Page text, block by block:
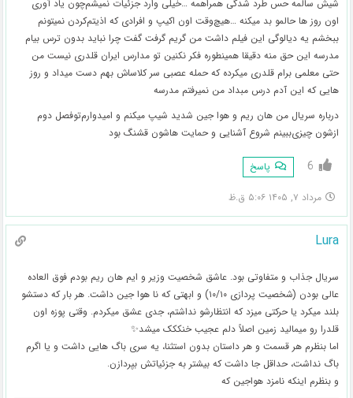
شیش سالمه حس طرد شدگی همراهمه …خیلی وارد جزئیات نمیشم‌چون یاد آوری
اون روز ها حالمو بد میکنه …هیچ‌وقت اون اکیپ و افرادی که اذیتم‌کردن نمیتونم
ببخشم یه دیالوگی این فیلم داشت من گریم گرفت گفت چرا نباید بدون ترس بیام
مدرسه این حق منه دقیقا همینطوره فکر نکنین تو مدارس ایران قلدری نیست من
حتی معلمی برام قلدری میکرده که حمله عصبی سر کلاساش بهم دست میداد و روز
هایی که این آدم درس مبداد من نمیرفتم مدرسه
درباره سریال من هان ریم و هوا جین شدید شیپ میکنم و امیدوارم‌تو‌فصل دوم
ازشون چیزی‌ببینم شروع آشنایی و حمایت هاشون قشنگ بود
6 پاسخ
مرداد ۷, ۱۴۰۵ ۵:۰۶ ق.ظ
Lura
سریال جذاب و متفاوتی بود. عاشق شخصیت وزیر و ایم هان ریم بودم فوق العاده
عالی بودن (شخصیت پردازی ۱۰/۱۰) و ابهتی که نا هوا جین داشت. هر بار که دستشو
بلند میکرد یا حرکتی میزد که انتظارشو نداشتم، جدی عشق میکردم. وقتی پوزه اون
قلدرا رو میمالید زمین اصلاً دلم عجیب خنککک میشد✨️
اما بنظرم هر قسمت و هر داستان بدون استثنا، یه سری باگ هایی داشت و یا اگرم
باگ نداشت، حداقل جا داشت که بیشتر به جزئیاتش بپردازن.
و بنظرم اینکه نامزد هواجین که